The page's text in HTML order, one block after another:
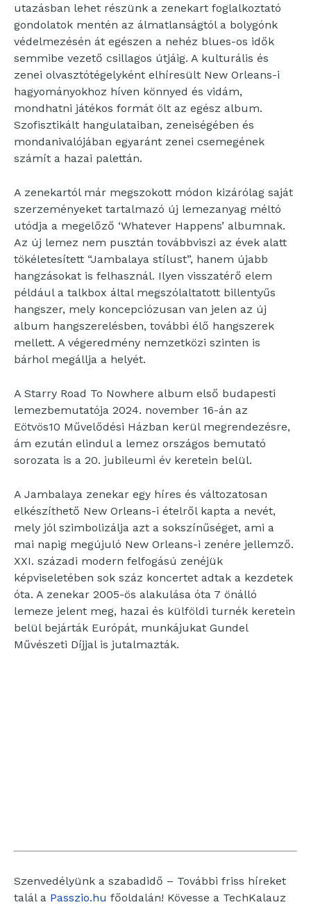
utazásban lehet részünk a zenekart foglalkoztató
gondolatok mentén az álmatlanságtól a bolygónk
védelmezésén át egészen a nehéz blues-os idők
semmibe vezető csillagos útjáig. A kulturális és
zenei olvasztótégelyként elhíresült New Orleans-i
hagyományokhoz híven könnyed és vidám,
mondhatni játékos formát ölt az egész album.
Szofisztikált hangulataiban, zeneiségében és
mondanivalójában egyaránt zenei csemegének
számít a hazai palettán.
A zenekartól már megszokott módon kizárólag saját
szerzeményeket tartalmazó új lemezanyag méltó
utódja a megelőző ‘Whatever Happens’ albumnak.
Az új lemez nem pusztán továbbviszi az évek alatt
tökéletesített “Jambalaya stílust”, hanem újabb
hangzásokat is felhasznál. Ilyen visszatérő elem
például a talkbox által megszólaltatott billentyűs
hangszer, mely koncepciózusan van jelen az új
album hangszerelésben, további élő hangszerek
mellett. A végeredmény nemzetközi szinten is
bárhol megállja a helyét.
A Starry Road To Nowhere album első budapesti
lemezbemutatója 2024. november 16-án az
Eötvös10 Művelődési Házban kerül megrendezésre,
ám ezután elindul a lemez országos bemutató
sorozata is a 20. jubileumi év keretein belül.
A Jambalaya zenekar egy híres és változatosan
elkészíthető New Orleans-i ételről kapta a nevét,
mely jól szimbolizálja azt a sokszínűséget, ami a
mai napig megújuló New Orleans-i zenére jellemző.
XXI. századi modern felfogású zenéjük
képviseletében sok száz koncertet adtak a kezdetek
óta. A zenekar 2005-ös alakulása óta 7 önálló
lemeze jelent meg, hazai és külföldi turnék keretein
belül bejárták Európát, munkájukat Gundel
Művészeti Díjjal is jutalmazták.
Szenvedélyünk a szabadidő – További friss híreket
talál a Passzio.hu főoldalán! Kövesse a TechKalauz